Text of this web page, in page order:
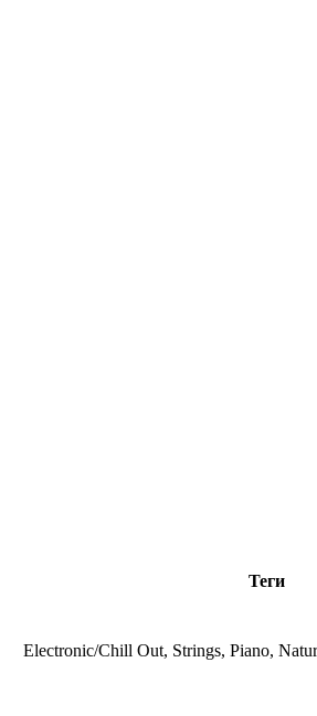
Теги
Electronic/Chill Out, Strings, Piano,